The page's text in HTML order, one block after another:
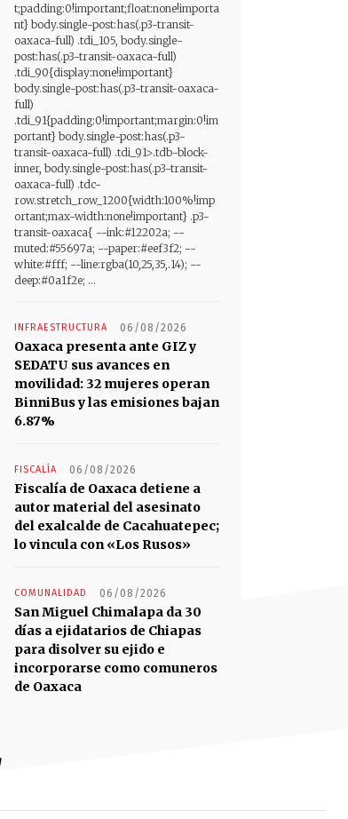
t;padding:0!important;float:none!importa
nt} body.single-post:has(.p3-transit-
oaxaca-full) .tdi_105, body.single-
post:has(.p3-transit-oaxaca-full)
.tdi_90{display:none!important}
body.single-post:has(.p3-transit-oaxaca-
full)
.tdi_91{padding:0!important;margin:0!im
portant} body.single-post:has(.p3-
transit-oaxaca-full) .tdi_91>.tdb-block-
inner, body.single-post:has(.p3-transit-
oaxaca-full) .tdc-
row.stretch_row_1200{width:100%!imp
ortant;max-width:none!important} .p3-
transit-oaxaca{ --ink:#12202a; --
muted:#55697a; --paper:#eef3f2; --
white:#fff; --line:rgba(10,25,35,.14); --
deep:#0a1f2e; ...
INFRAESTRUCTURA 06/08/2026
Oaxaca presenta ante GIZ y
SEDATU sus avances en
movilidad: 32 mujeres operan
BinniBus y las emisiones bajan
6.87%
FISCALÍA 06/08/2026
Fiscalía de Oaxaca detiene a
autor material del asesinato
del exalcalde de Cacahuatepec;
lo vincula con «Los Rusos»
COMUNALIDAD 06/08/2026
San Miguel Chimalapa da 30
días a ejidatarios de Chiapas
para disolver su ejido e
incorporarse como comuneros
de Oaxaca